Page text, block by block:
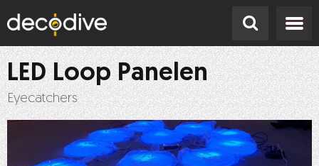
LED Loop Panelen
Eyecatchers